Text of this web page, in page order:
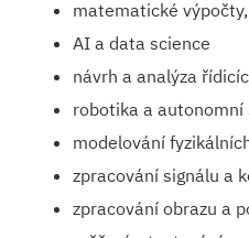
matematické
AI a data science
návrh a analýza
robotika a autonomní
modelování
zpracování signálu a
zpracování obrazu a